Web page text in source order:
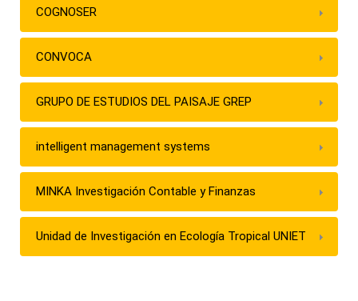
COGNOSER
CONVOCA
GRUPO DE ESTUDIOS DEL PAISAJE GREP
intelligent management systems
MINKA Investigación Contable y Finanzas
Unidad de Investigación en Ecología Tropical UNIET